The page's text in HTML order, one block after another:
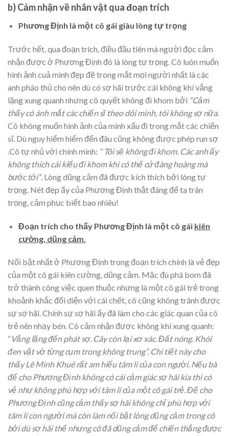
b) Cảm nhận về nhân vật qua đoạn trích
Phương Định là một cô gái giàu lòng tự trọng
Trước hết, qua đoạn trích, điều đầu tiên mà người đọc cảm
nhận được ở Phương Định đó là lòng tự trọng. Cô luôn muốn
hình ảnh cuả mình đẹp đẽ trong mắt mọi người nhất là các
anh pháo thủ cho nên dù có sợ hãi trước cái không khí vắng
lặng xung quanh nhưng cô quyết không đi khom bởi “Cảm
thấy có ánh mắt các chiến sĩ theo dõi mình, tôi không sợ nữa.
Cô không muốn hình ảnh của mình xấu đi trong mắt các chiến
sĩ. Dù nguy hiểm hiếm đến đâu cũng không được phép run sợ
.Cô tự nhủ với chính mình: “Tôi sẽ không đi khom. Các anh ấy
không thích cái kiểu đi khom khi có thể cứ đàng hoàng mà
bước tới”. Lòng dũng cảm đã được kích thích bởi lòng tự
trọng. Nét đẹp ấy của Phương Định thật đáng để ta trân
trọng, cảm phục biết bao nhiêu!
Đoạn trích cho thấy Phương Định là một cô gái kiên
cường, dũng cảm.
Nổi bật nhất ở Phương Định trong đoạn trích chính là vẻ đẹp
của một cô gái kiên cường, dũng cảm. Mặc đù phá bom đã
trở thành công việc quen thuộc nhưng là một cô gái trẻ trong
khoảnh khắc đối diện với cái chết, cô cũng không tránh được
sự sợ hãi. Chính sự sợ hãi ấy đã làm cho các giác quan của cô
trẻ nên nhạy bén. Cô cảm nhận được không khí xung quanh:
“Vắng lặng đến phát sợ. Cây còn lại xơ xác. Đất nóng. Khói
đen vật vờ từng cụm trong không trung”. Chi tiết này cho
thấy Lê Minh Khuê rất am hiểu tâm lí của con người. Nếu bà
để cho Phương Định không có cái cảm giác sợ hãi kia thì có
vẻ như không phù hợp với tâm lí của một cô gái trẻ. Để cho
Phương Định cũng cảm thấy sợ hãi không chỉ phù hợp với
tâm lí con người mà còn làm nổi bật lòng dũng cảm trong cô
bởi dù sợ hãi thế nhưng cô đã dũng cảm để chiến thắng được